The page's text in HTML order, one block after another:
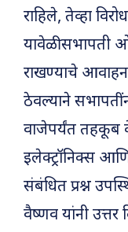
राहिले, तेव्हा
यावेळी सभापती
राखण्याचे
ठेवल्याने
वाजेपर्यंत तहकूब
इलेक्ट्रॉनिक्स आणि
संबंधित प्रश्न
वैष्णव यांनी उत्तर